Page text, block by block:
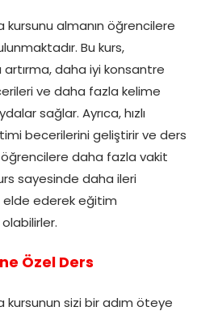
kursunu almanın öğrencilere
Bu kurs,
artırma, daha iyi konsantre
ve daha fazla kelime
sağlar. Ayrıca, hızlı
becerilerini geliştirir ve ders
öğrencilere daha fazla vakit
sayesinde daha ileri
elde ederek eğitim
olabilirler.
Özel Ders
kursunun sizi bir adım öteye